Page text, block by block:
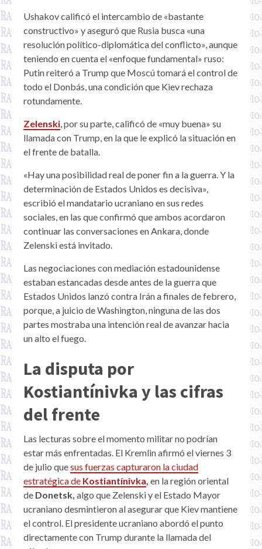
Ushakov calificó el intercambio de «bastante
constructivo» y aseguró que Rusia busca «una
resolución político-diplomática del conflicto», aunque
teniendo en cuenta el «enfoque fundamental» ruso:
Putin reiteró a Trump que Moscú tomará el control de
todo el Donbás, una condición que Kiev rechaza
rotundamente.
Zelenski, por su parte, calificó de «muy buena» su
llamada con Trump, en la que le explicó la situación en
el frente de batalla.
«Hay una posibilidad real de poner fin a la guerra. Y la
determinación de Estados Unidos es decisiva»,
escribió el mandatario ucraniano en sus redes
sociales, en las que confirmó que ambos acordaron
continuar las conversaciones en Ankara, donde
Zelenski está invitado.
Las negociaciones con mediación estadounidense
estaban estancadas desde antes de la guerra que
Estados Unidos lanzó contra Irán a finales de febrero,
porque, a juicio de Washington, ninguna de las dos
partes mostraba una intención real de avanzar hacia
un alto el fuego.
La disputa por
Kostiantínivka y las cifras
del frente
Las lecturas sobre el momento militar no podrían
estar más enfrentadas. El Kremlin afirmó el viernes 3
de julio quesus fuerzas capturaron la ciudad
estratégica de Kostiantínivka, en la región oriental
de Donetsk, algo que Zelenski y el Estado Mayor
ucraniano desmintieron al asegurar que Kiev mantiene
el control. El presidente ucraniano abordó el punto
directamente con Trump durante la llamada del